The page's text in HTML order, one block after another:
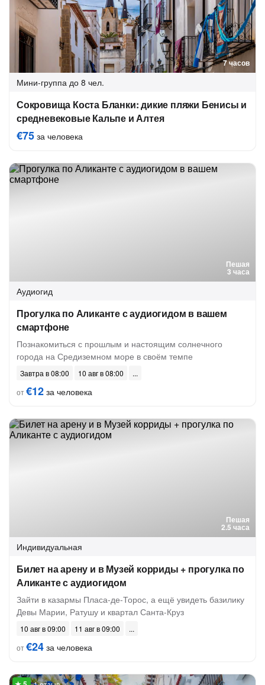
7 часов
Мини-группа до 8 чел.
Сокровища Коста Бланки: дикие пляжи Бенисы и
средневековые Кальпе и Алтея
€75 за человека
Пешая
3 часа
Аудиогид
Прогулка по Аликанте с аудиогидом в вашем
смартфоне
Познакомиться с прошлым и настоящим солнечного
города на Средиземном море в своём темпе
Завтра в 08:00
10 авг в 08:00
от€12 за человека
Пешая
2.5 часа
Индивидуальная
Билет на арену и в Музей корриды + прогулка по
Аликанте с аудиогидом
Зайти в казармы Пласа-де-Торос, а ещё увидеть базилику
Девы Марии, Ратушу и квартал Санта-Круз
10 авг в 09:00
11 авг в 09:00
от€24 за человека